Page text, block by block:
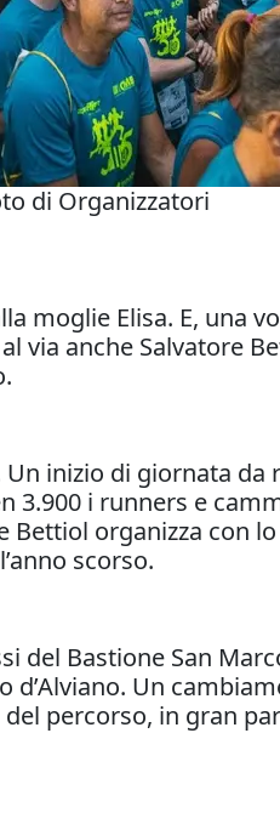
di Organizzatori
moglie Elisa. E, una
anche Salvatore
inizio di giornata
3.900 i runners e
organizza con
scorso.
Bastione San
Un
percorso, in gran